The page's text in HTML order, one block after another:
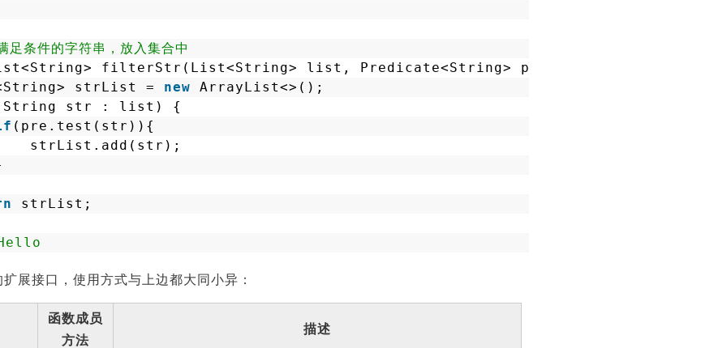
条件的字符串，放入集合中
filterStr(List<String> list, Predicate<String> pre){
strList = new
ArrayList<>();
str : list) {
(pre.test(str)){
strList.add(str);
strList;
展接口，使用方式与上边都大同小异：
函数成员
方法
描述